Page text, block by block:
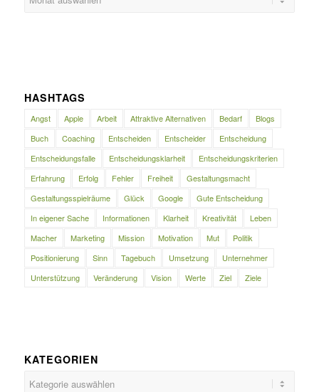
HASHTAGS
Angst Apple Arbeit Attraktive Alternativen Bedarf
Blogs
Buch
Coaching Entscheiden Entscheider
Entscheidung
Entscheidungsfalle
Entscheidungsklarheit
Entscheidungskriterien
Erfahrung
Erfolg Fehler Freiheit
Gestaltungsmacht
Gestaltungsspielräume
Glück Google
Gute Entscheidung
In eigener Sache
Informationen Klarheit Kreativität
Leben
Macher
Marketing Mission Motivation Mut
Politik
Positionierung
Sinn Tagebuch Umsetzung
Unternehmer
Unterstützung
Veränderung Vision Werte Ziel Ziele
KATEGORIEN